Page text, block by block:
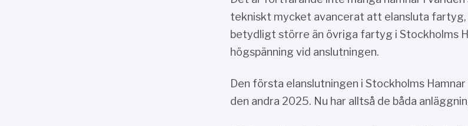
tekniskt mycket avancerat att elansluta
betydligt större än övriga fartyg i Stockholms
högspänning vid anslutningen.
Den första elanslutningen i Stockholms
den andra 2025. Nu har alltså de båda